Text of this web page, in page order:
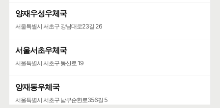
양재우성우체국
서울특별시 서초구 강남대로23길 26
서울서초우체국
서울특별시 서초구 동산로 19
양재동우체국
서울특별시 서초구 남부순환로356길 5